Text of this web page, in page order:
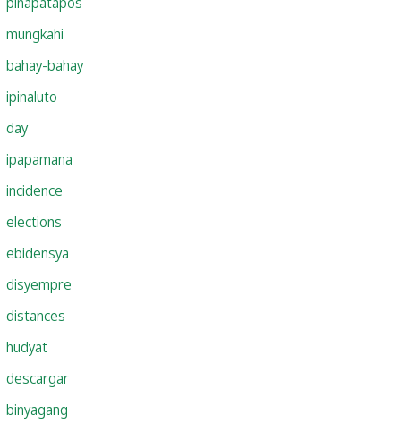
mungkahi
bahay-bahay
ipinaluto
day
ipapamana
incidence
elections
ebidensya
disyempre
distances
hudyat
descargar
binyagang